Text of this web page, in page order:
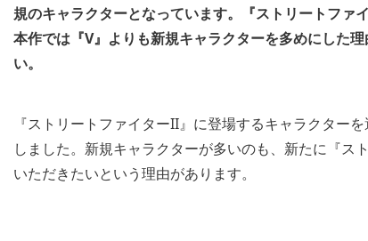
規のキャラクターとなっています。『ストリートファ
本作では『V』よりも新規キャラクターを多めにした
い。
『ストリートファイターII』に登場するキャラクター
しました。新規キャラクターが多いのも、新たに『ス
いただきたいという理由があります。